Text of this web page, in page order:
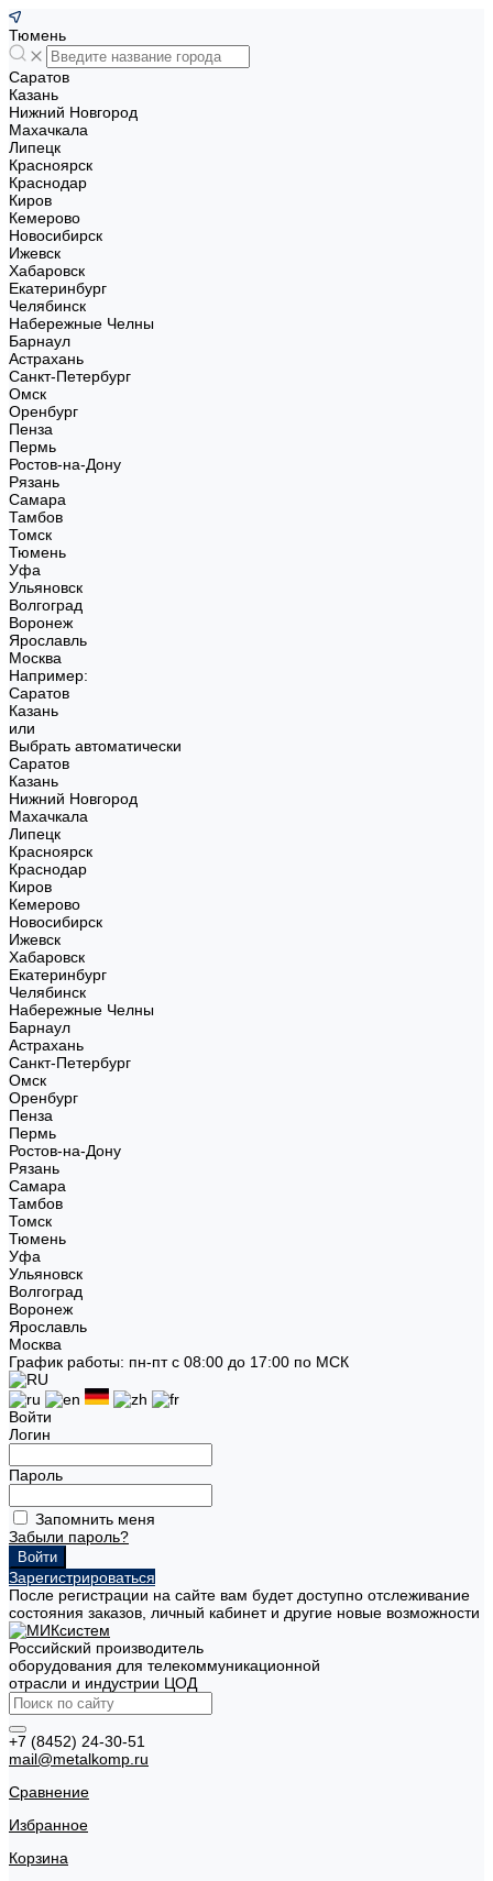
Тюмень
Саратов
Казань
Нижний Новгород
Махачкала
Липецк
Красноярск
Краснодар
Киров
Кемерово
Новосибирск
Ижевск
Хабаровск
Екатеринбург
Челябинск
Набережные Челны
Барнаул
Астрахань
Санкт-Петербург
Омск
Оренбург
Пенза
Пермь
Ростов-на-Дону
Рязань
Самара
Тамбов
Томск
Тюмень
Уфа
Ульяновск
Волгоград
Воронеж
Ярославль
Москва
Например:
Саратов
Казань
или
Выбрать автоматически
Саратов
Казань
Нижний Новгород
Махачкала
Липецк
Красноярск
Краснодар
Киров
Кемерово
Новосибирск
Ижевск
Хабаровск
Екатеринбург
Челябинск
Набережные Челны
Барнаул
Астрахань
Санкт-Петербург
Омск
Оренбург
Пенза
Пермь
Ростов-на-Дону
Рязань
Самара
Тамбов
Томск
Тюмень
Уфа
Ульяновск
Волгоград
Воронеж
Ярославль
Москва
График работы: пн-пт с 08:00 до 17:00 по МСК
Войти
Логин
Пароль
Запомнить меня
Забыли пароль?
Зарегистрироваться
После регистрации на сайте вам будет доступно отслеживание
состояния заказов, личный кабинет и другие новые возможности
Российский производитель
оборудования для телекоммуникационной
отрасли и индустрии ЦОД
+7 (8452) 24-30-51
mail@metalkomp.ru
Сравнение
Избранное
Корзина